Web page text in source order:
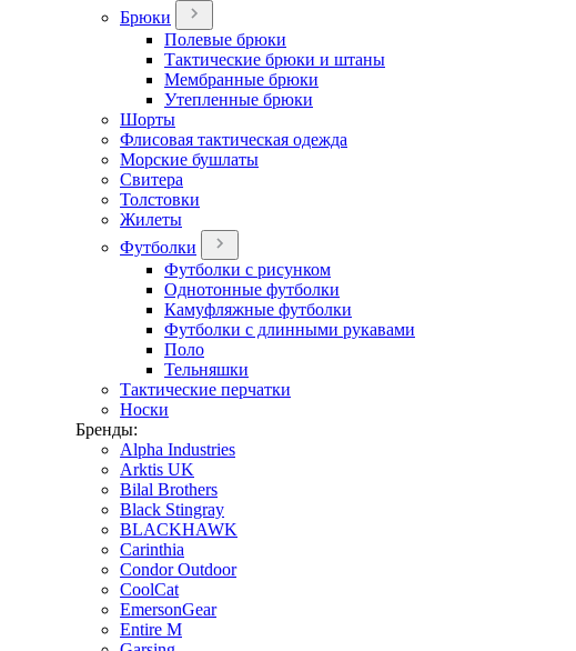
Брюки
Полевые брюки
Тактические брюки и штаны
Мембранные брюки
Утепленные брюки
Шорты
Флисовая тактическая одежда
Морские бушлаты
Свитера
Толстовки
Жилеты
Футболки
Футболки с рисунком
Однотонные футболки
Камуфляжные футболки
Футболки с длинными рукавами
Поло
Тельняшки
Тактические перчатки
Носки
Бренды:
Alpha Industries
Arktis UK
Bilal Brothers
Black Stingray
BLACKHAWK
Carinthia
Condor Outdoor
CoolCat
EmersonGear
Entire M